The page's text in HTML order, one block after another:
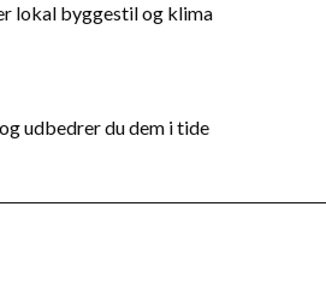
lokal byggestil og klima
udbedrer du dem i tide